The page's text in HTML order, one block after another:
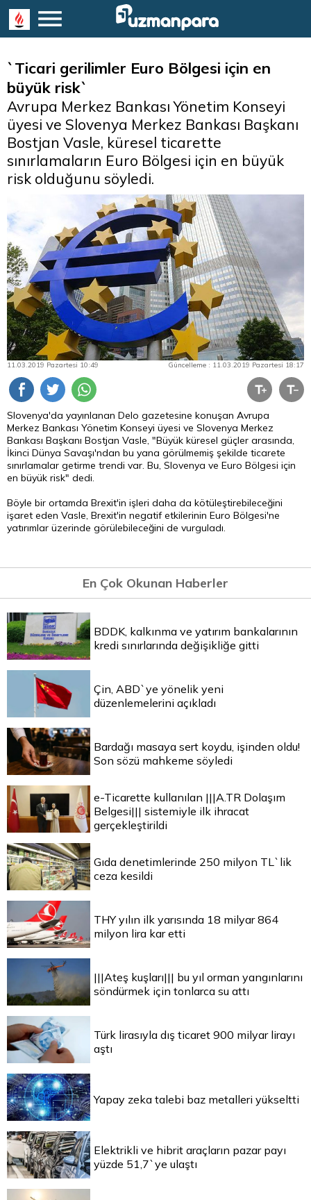
`Ticari gerilimler Euro Bölgesi için en
büyük risk`
Avrupa Merkez Bankası Yönetim Konseyi
üyesi ve Slovenya Merkez Bankası Başkanı
Bostjan Vasle, küresel ticarette
sınırlamaların Euro Bölgesi için en büyük
risk olduğunu söyledi.
11.03.2019 Pazartesi 10:49 Güncelleme : 11.03.2019 Pazartesi 18:17
Slovenya'da yayınlanan Delo gazetesine konuşan Avrupa
Merkez Bankası Yönetim Konseyi üyesi ve Slovenya Merkez
Bankası Başkanı Bostjan Vasle, "Büyük küresel güçler arasında,
İkinci Dünya Savaşı'ndan bu yana görülmemiş şekilde ticarete
sınırlamalar getirme trendi var. Bu, Slovenya ve Euro Bölgesi için
en büyük risk" dedi.
Böyle bir ortamda Brexit'in işleri daha da kötüleştirebileceğini
işaret eden Vasle, Brexit'in negatif etkilerinin Euro Bölgesi'ne
yatırımlar üzerinde görülebileceğini de vurguladı.
En Çok Okunan Haberler
BDDK, kalkınma ve yatırım bankalarının
kredi sınırlarında değişikliğe gitti
Çin, ABD`ye yönelik yeni
düzenlemelerini açıkladı
Bardağı masaya sert koydu, işinden oldu!
Son sözü mahkeme söyledi
e-Ticarette kullanılan |||A.TR Dolaşım
Belgesi||| sistemiyle ilk ihracat
gerçekleştirildi
Gıda denetimlerinde 250 milyon TL`lik
ceza kesildi
THY yılın ilk yarısında 18 milyar 864
milyon lira kar etti
|||Ateş kuşları||| bu yıl orman yangınlarını
söndürmek için tonlarca su attı
Türk lirasıyla dış ticaret 900 milyar lirayı
aştı
Yapay zeka talebi baz metalleri yükseltti
Elektrikli ve hibrit araçların pazar payı
yüzde 51,7`ye ulaştı